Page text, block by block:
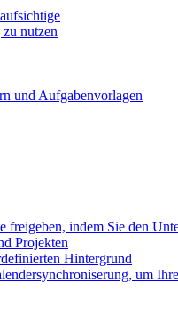
nutzen
und Aufgabenvorlagen
indem Sie den
Projekten
Hintergrund
um